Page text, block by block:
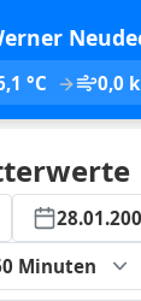
°C 0,0